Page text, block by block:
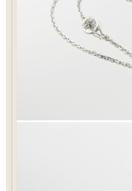
フック タイプ
イーグル
クロー
フッ